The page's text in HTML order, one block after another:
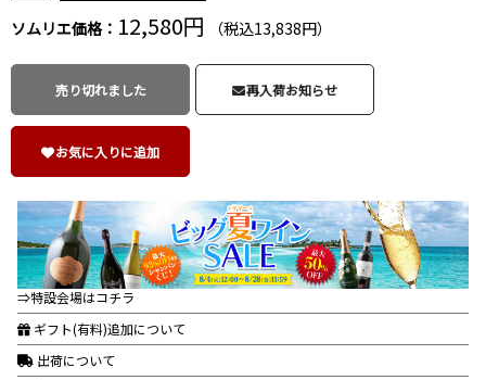
ソムリエ価格： 12,580円 （税込13,838円）
売り切れました 再入荷お知らせ
お気に入りに追加
⇒特設会場はコチラ
ギフト(有料)追加について
出荷について